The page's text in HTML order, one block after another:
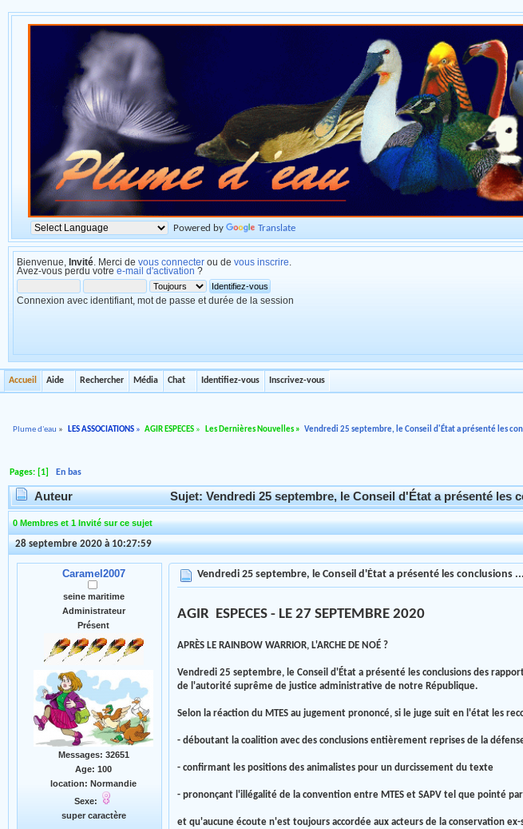
Powered by Translate
Bienvenue, Invité . Merci de vous connecter ou de vous inscrire
Avez-vous perdu votre e-mail d'activation ?
Connexion avec identifiant, mot de passe et durée de la session
Accueil Aide Rechercher Média Chat Identifiez-vous Inscrivez-vous
Plume d'eau » LES ASSOCIATIONS» AGIR ESPECES » Les Dernières Nouvelles» Vendredi 25 septembre, le Conseil d'État a présenté les
Pages: [1] En bas
Auteur Sujet: Vendredi 25 septembre, le Conseil d'État a présenté les
0 Membres et 1 Invité sur ce sujet
28 septembre 2020 à 10:27:59
Caramel2007
seine maritime
Administrateur
Présent
Messages: 32651
Age: 100
location: Normandie
Sexe:
super caractère
Vendredi 25 septembre, le Conseil d'État a présenté les conclusions
AGIR ESPECES - LE 27 SEPTEMBRE 2020
APRÈS LE RAINBOW WARRIOR, L'ARCHE DE NOÉ ?
Vendredi 25 septembre, le Conseil d'État a présenté les conclusions des
de l'autorité suprême de justice administrative de notre République.
Selon la réaction du MTES au jugement prononcé, si le juge suit en l'état les
- déboutant la coalition avec des conclusions entièrement reprises de la
- confirmant les positions des animalistes pour un durcissement du texte
- prononçant l'illégalité de la convention entre MTES et SAPV tel que pointé par
et qu'aucune écoute n'est toujours accordée aux acteurs de la conservation